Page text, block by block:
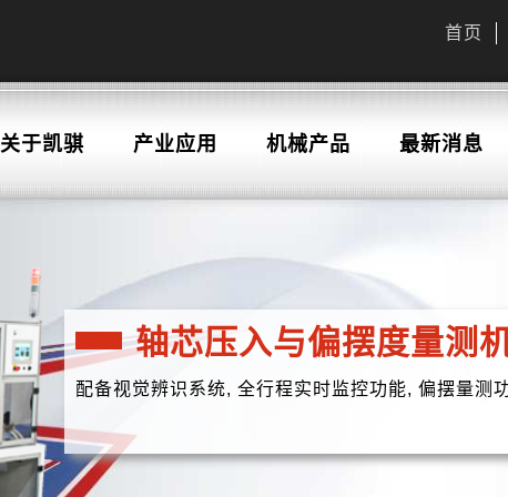
首页
关于凯骐 产业应用 机械产品 最新消息
轴芯压入与偏摆度量测
配备视觉辨识系统, 全行程实时监控功能, 偏摆量测